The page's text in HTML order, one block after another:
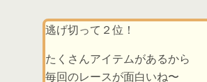
逃げ切って２位！
たくさんアイテムがあるから
毎回のレースが面白いね〜